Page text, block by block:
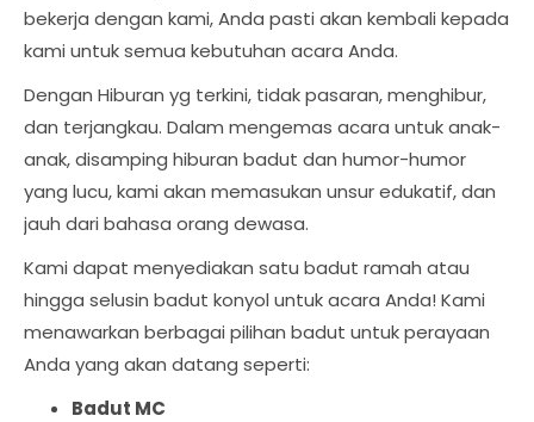
bekerja dengan kami, Anda pasti akan kembali kepada
kami untuk semua kebutuhan acara Anda.
Dengan Hiburan yg terkini, tidak pasaran, menghibur,
dan terjangkau. Dalam mengemas acara untuk anak-
anak, disamping hiburan badut dan humor-humor
yang lucu, kami akan memasukan unsur edukatif, dan
jauh dari bahasa orang dewasa.
Kami dapat menyediakan satu badut ramah atau
hingga selusin badut konyol untuk acara Anda! Kami
menawarkan berbagai pilihan badut untuk perayaan
Anda yang akan datang seperti:
Badut MC